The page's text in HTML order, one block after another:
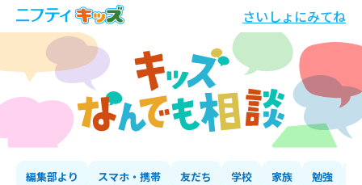
さいしょにみてね
編集部より スマホ・携帯 友だち 学校 家族 勉強